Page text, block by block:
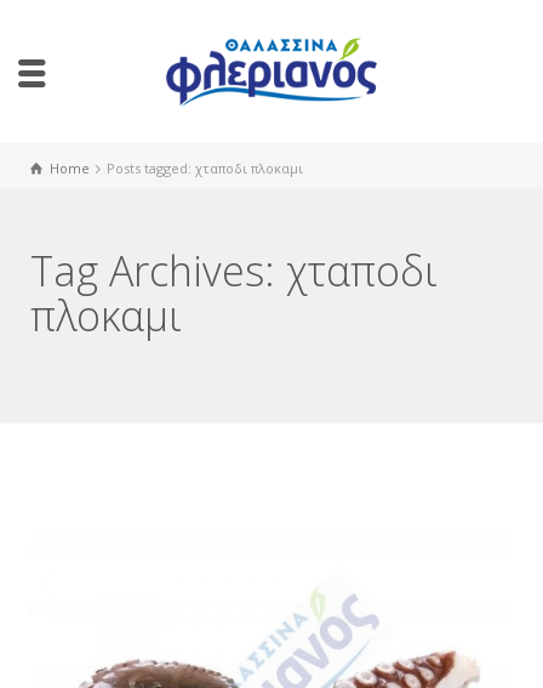
Home Posts tagged: χταποδι πλοκαμι
Tag Archives: χταποδι
πλοκαμι